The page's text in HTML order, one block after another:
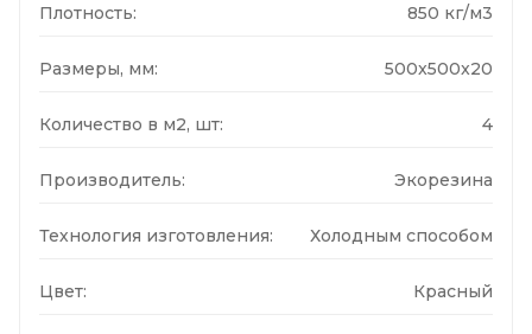
Плотность: 850 кг/м3
Размеры, мм: 500x500x20
Количество в м2, шт: 4
Производитель: Экорезина
Технология изготовления: Холодным способом
Цвет: Красный